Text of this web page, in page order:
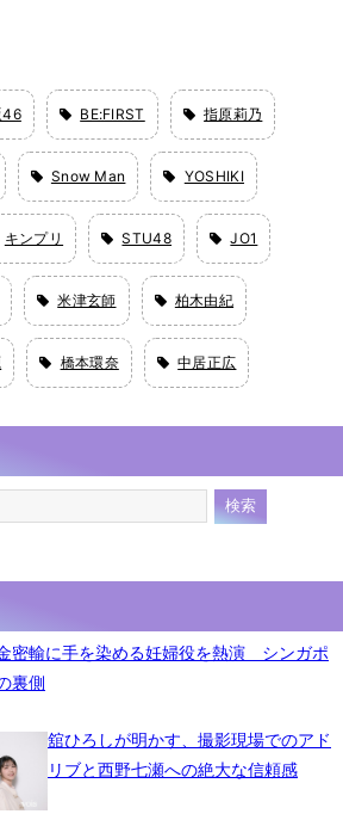
46 BE:FIRST 指原莉乃
Snow Man YOSHIKI
キンプリ STU48 JO1
米津玄師 柏木由紀
橋本環奈 中居正広
密輸に手を染める妊婦役を熱演 シンガポ
裏側
舘ひろしが明かす、撮影現場でのアド
リブと西野七瀬への絶大な信頼感